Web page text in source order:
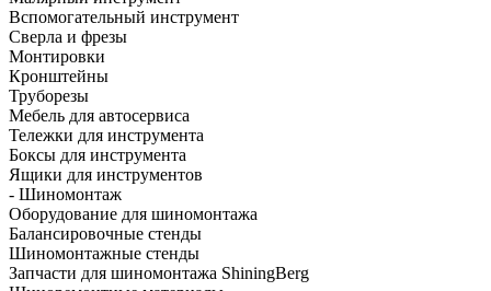
Вспомогательный инструмент
Сверла и фрезы
Монтировки
Кронштейны
Труборезы
Мебель для автосервиса
Тележки для инструмента
Боксы для инструмента
Ящики для инструментов
- Шиномонтаж
Оборудование для шиномонтажа
Балансировочные стенды
Шиномонтажные стенды
Запчасти для шиномонтажа ShiningBerg